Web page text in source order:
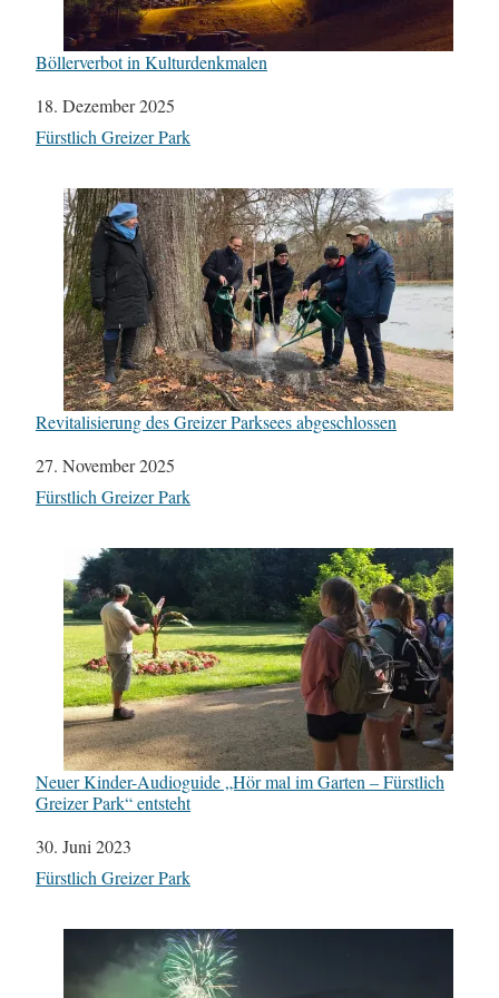
Böllerverbot in Kulturdenkmalen
Datum
18. Dezember 2025
In Bezug auf
Fürstlich Greizer Park
Revitalisierung des Greizer Parksees abgeschlossen
Datum
27. November 2025
In Bezug auf
Fürstlich Greizer Park
Neuer Kinder-Audioguide „Hör mal im Garten – Fürstlich
Greizer Park“ entsteht
Datum
30. Juni 2023
In Bezug auf
Fürstlich Greizer Park